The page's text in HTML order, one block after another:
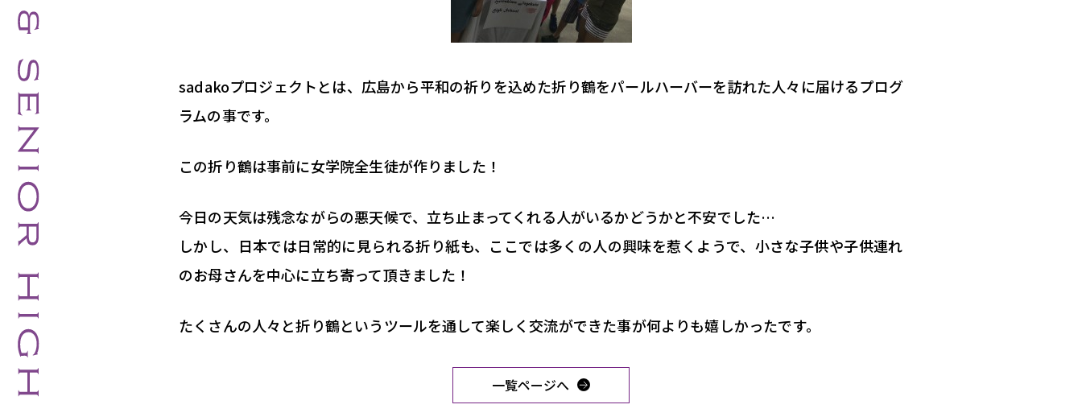
sadakoプロジェクトとは、 広島から平和の祈りを込めた折り鶴をパールハーバーを訪れた人々 に届けるプログ
ラムの事です。
この折り鶴は事前に女学院全生徒が作りました！
今日の天気は残念ながらの悪天候で、 立ち止まってくれる人がいるかどうかと不安でした…
しかし、日本では日常的に見られる折り紙も、 ここでは多くの人の興味を惹くようで、 小さな子供や子供連れ
のお母さんを中心に立ち寄って頂きました！
たくさんの人々と折り鶴というツールを通して楽しく交流ができた事が何よりも嬉しかったです。
一覧ページへ